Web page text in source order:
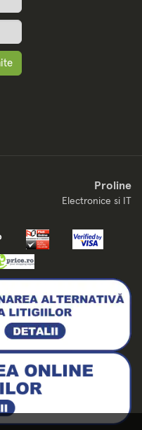
Proline
Electronice si IT